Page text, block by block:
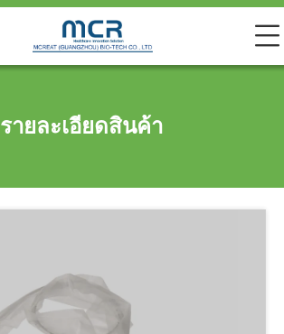
รายละเอียดสินค้า